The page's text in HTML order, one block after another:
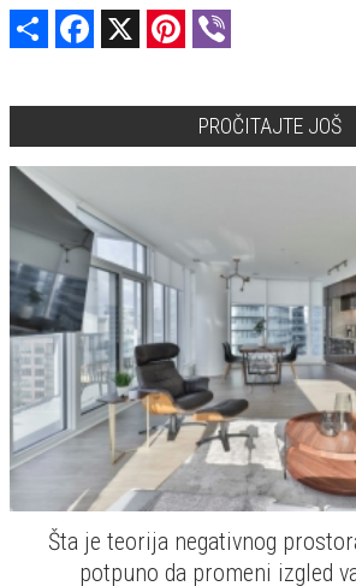
Share Facebook Pinterest
PROČITAJTE JOŠ
Šta je teorija negativnog
potpuno da promeni izgled